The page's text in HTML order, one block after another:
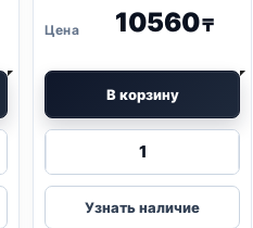
10560₸
В корзину
Количество
Pro
Plan
Узнать наличие